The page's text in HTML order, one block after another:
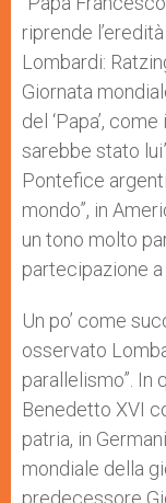
riprende
Lombardi:
Giornata
del ‘Papa’,
sarebbe stato
Pontefice
mondo”, in
un tono molto
partecipazione a
Un po’ come
osservato
parallelismo”. In
Benedetto XVI
patria, in
mondiale della
predecessore